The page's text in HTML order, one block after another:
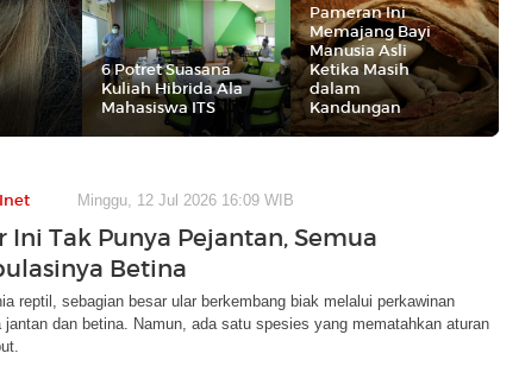
6 Potret Suasana
Kuliah Hibrida Ala
Mahasiswa ITS
Pameran Ini
Memajang Bayi
Manusia Asli
Ketika Masih
dalam
Kandungan
Minggu, 12 Jul 2026 16:09 WIB
Ini Tak Punya Pejantan, Semua
Betina
reptil, sebagian besar ular berkembang biak melalui perkawinan
jantan dan betina. Namun, ada satu spesies yang mematahkan aturan